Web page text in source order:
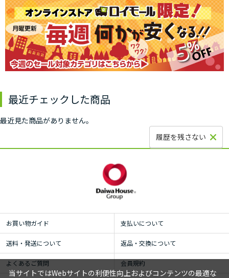
最近チェックした商品
最近見た商品がありません。
履歴を残さない
お買い物ガイド 支払いについて
送料・発送について 返品・交換について
よくあるご質問 会員規約
当サイトではWebサイトの利便性向上およびコンテンツの最適な